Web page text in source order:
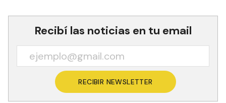
Recibí las noticias en tu email
RECIBIR NEWSLETTER